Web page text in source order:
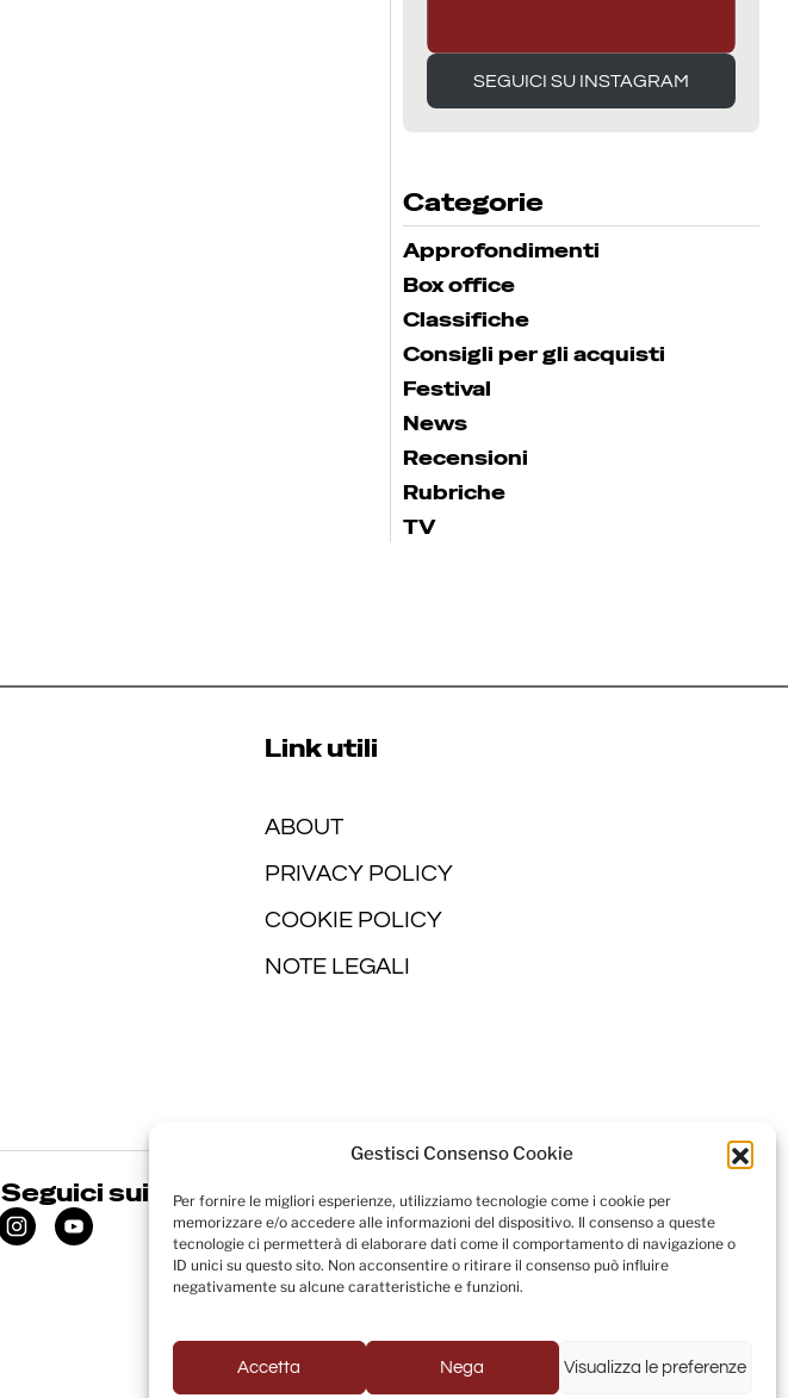
Gestisci Consenso Cookie
Per fornire le migliori esperienze, utilizziamo tecnologie come i cookie per
memorizzare e/o accedere alle informazioni del dispositivo. Il consenso a queste
tecnologie ci permetterà di elaborare dati come il comportamento di navigazione o
ID unici su questo sito. Non acconsentire o ritirare il consenso può influire
negativamente su alcune caratteristiche e funzioni.
Accetta Nega Visualizza le preferenze
SEGUICI SU INSTAGRAM
SEGUICI SU INSTAGRAM
Categorie
Approfondimenti
Box office
Classifiche
Consigli per gli acquisti
Festival
News
Recensioni
Rubriche
TV
Link utili
ABOUT
PRIVACY POLICY
COOKIE POLICY
NOTE LEGALI
Seguici sui social